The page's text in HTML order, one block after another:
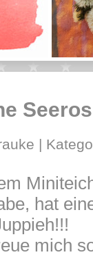
|
hat
mich